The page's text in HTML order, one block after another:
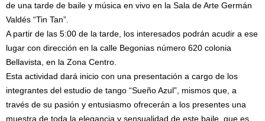
de una tarde de baile y música en vivo en la Sala de Arte Germán
Valdés “Tin Tan”.
A partir de las 5:00 de la tarde, los interesados podrán acudir a ese
lugar con dirección en la calle Begonias número 620 colonia
Bellavista, en la Zona Centro.
Esta actividad dará inicio con una presentación a cargo de los
integrantes del estudio de tango “Sueño Azul”, mismos que, a
través de su pasión y entusiasmo ofrecerán a los presentes una
muestra de toda la elegancia y sensualidad de este baile, que es